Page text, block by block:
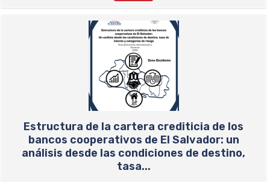
Estructura de la cartera crediticia de los
bancos cooperativos de El Salvador: un
análisis desde las condiciones de destino,
tasa...